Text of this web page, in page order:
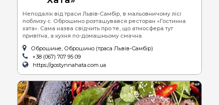
Неподалік від траси Львів-Самбір, в мальовничому лісі
поблизу с. Оброшино розташувався ресторан «Гостинна
хата». Сама назва свідчить про те, що атмосфера тут
привітна, а кухня по-домашньому смачна.
Оброшине, Оброшино (траса Львів-Самбір)
+38 (067) 707 95 09
https://gostynnahata.com.ua